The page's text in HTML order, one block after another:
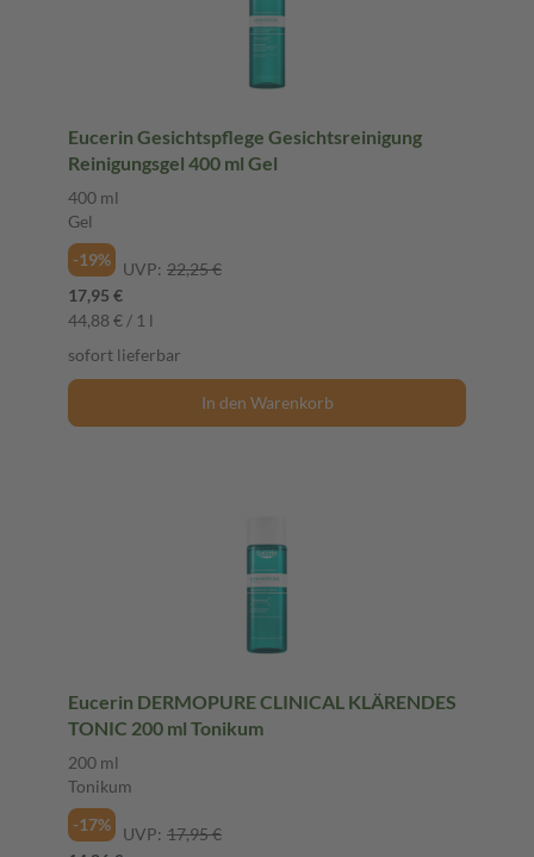
Eucerin Gesichtspflege Gesichtsreinigung
Reinigungsgel 400 ml Gel
400 ml
Gel
-19%
UVP: 22,25 €
17,95 €
44,88 € / 1 l
sofort lieferbar
In den Warenkorb
Eucerin DERMOPURE CLINICAL KLÄRENDES
TONIC 200 ml Tonikum
200 ml
Tonikum
-17%
UVP: 17,95 €